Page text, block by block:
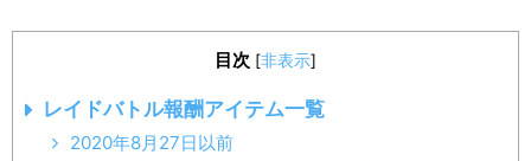
目次 [非表示]
レイドバトル報酬アイテム一覧
2020年8月27日以前